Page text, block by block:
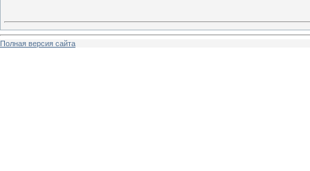
Полная версия сайта